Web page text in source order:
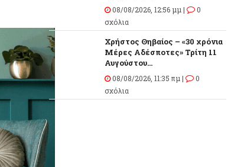
08/08/2026, 12:56 μμ |
0
σχόλια
Χρήστος Θηβαίος – «30 χρόνια
Μέρες Αδέσποτες» Τρίτη 11
Αυγούστου...
08/08/2026, 11:35 πμ |
0
σχόλια